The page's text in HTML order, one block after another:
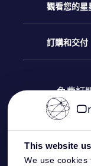
This website
We use
聯繫我們
博客
評論
Online Star
OSR禮物包
OSR 禮物卡
公司禮品
觀看您的星
星星注册
個性化的
One Million
訂購和交付
付款資訊
配送信息
免費訂